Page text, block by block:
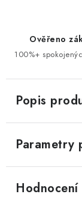
Ověřeno
100%+
Popis
Parametry